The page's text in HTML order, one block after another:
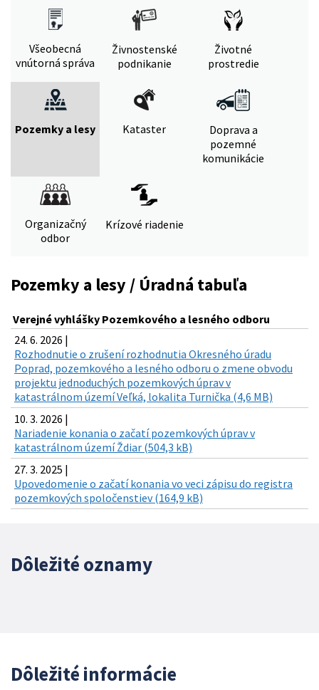
Všeobecná
vnútorná správa
Živnostenské
podnikanie
Životné
prostredie
Pozemky a lesy Kataster
Doprava a
pozemné
komunikácie
Organizačný
odbor
Krízové riadenie
Pozemky a lesy / Úradná tabuľa
Verejné vyhlášky Pozemkového a lesného odboru
24. 6. 2026 |
Rozhodnutie o zrušení rozhodnutia Okresného úradu
Poprad, pozemkového a lesného odboru o zmene obvodu
projektu jednoduchých pozemkových úprav v
katastrálnom území Veľká, lokalita Turnička (4,6 MB)
10. 3. 2026 |
Nariadenie konania o začatí pozemkových úprav v
katastrálnom území Ždiar (504,3 kB)
27. 3. 2025 |
Upovedomenie o začatí konania vo veci zápisu do registra
pozemkových spoločenstiev (164,9 kB)
Dôležité oznamy
Dôležité informácie